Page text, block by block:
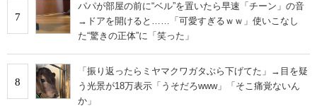
7
パパが部屋の前に“ベル”を置いたら早速「チーン」の音
→ドアを開けると……「可愛すぎるｗｗ」使いこなし
た“驚きの正体”に「笑った」
8
「振り返ったらミヤマクワガタぶら下げてた」→目を疑
う光景が18万表示「うそだろwww」「そこ痛覚ないん
か」